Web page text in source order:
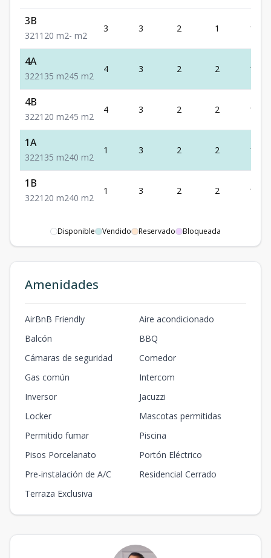
3B
321 120 m2- m2
3 3 2 1 120
4A
322135 m245 m2
4 3 2 2 135
4B
322120 m245 m2
4 3 2 2 120
1A
322135 m240 m2
1 3 2 2 135
1B
322120 m240 m2
1 3 2 2 120
Disponible Vendido Reservado Bloqueada
Amenidades
AirBnB Friendly
Aire acondicionado
Balcón
BBQ
Cámaras de seguridad
Comedor
Gas común
Intercom
Inversor
Jacuzzi
Locker
Mascotas permitidas
Permitido fumar
Piscina
Pisos Porcelanato
Portón Eléctrico
Pre-instalación de A/C
Residencial Cerrado
Terraza Exclusiva